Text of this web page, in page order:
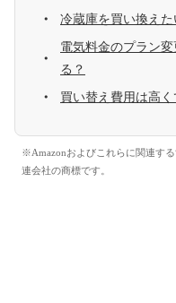
冷蔵庫を買い換え
電気料金のプラン
る？
買い替え費用は高
※Amazonおよびこれらに関連す
連会社の商標です。